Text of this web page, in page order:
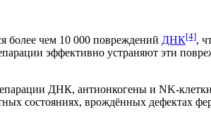
более чем 10 000 повреждений ДНК[4],
эффективно устраняют эти
ДНК, антионкогены и NK-
состояниях, врождённых дефектах